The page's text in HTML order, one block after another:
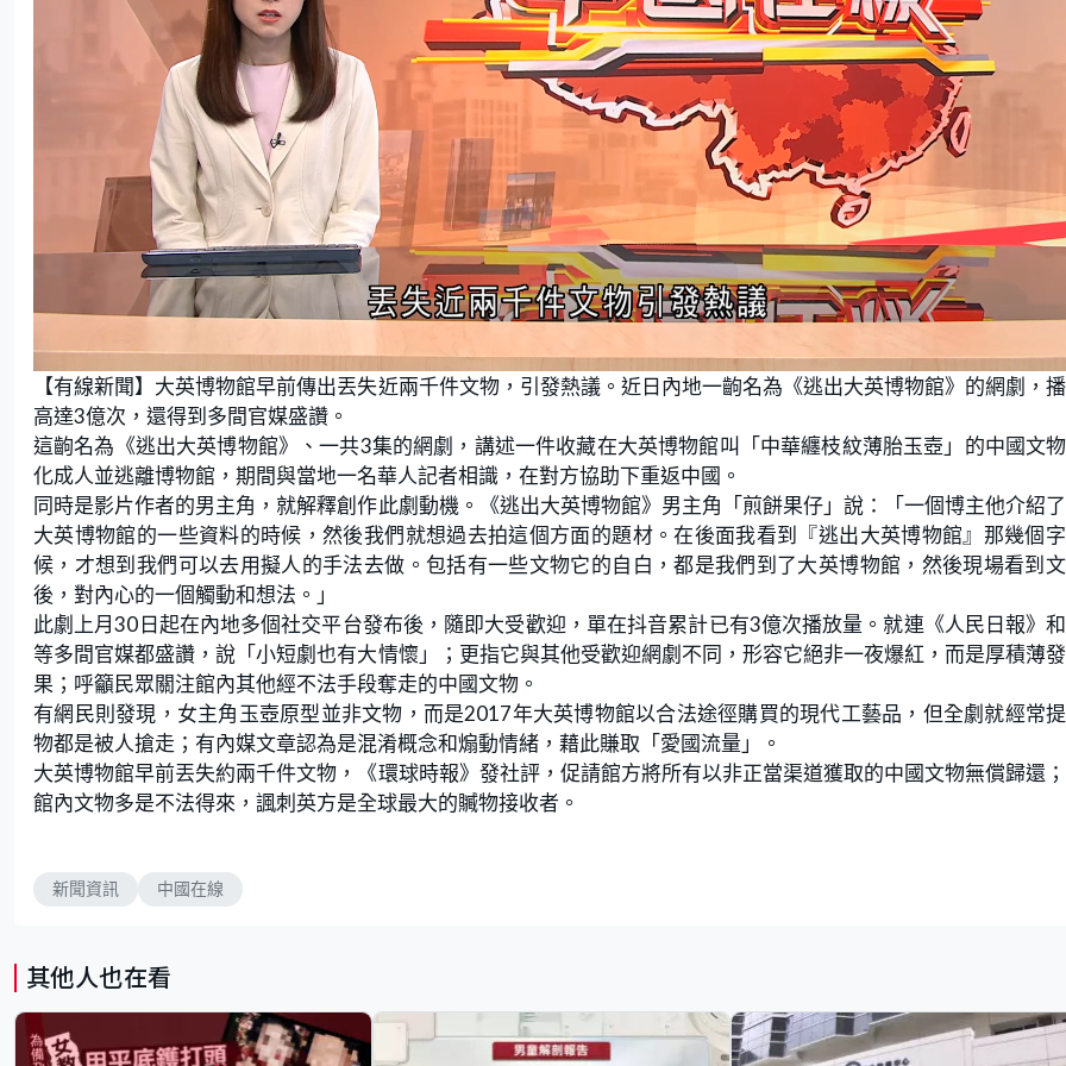
n
m
u
t
e
L
a
d
e
d
:
2
8
5
7
【有線新聞】大英博物館早前傳出丟失近兩千件文物，引發熱議。近日內地一齣名為《逃出大英博物館》的網劇，
高達3億次，還得到多間官媒盛讚。
這齣名為《逃出大英博物館》、一共3集的網劇，講述一件收藏在大英博物館叫「中華纏枝紋薄胎玉壺」的中國文
化成人並逃離博物館，期間與當地一名華人記者相識，在對方協助下重返中國。
同時是影片作者的男主角，就解釋創作此劇動機。《逃出大英博物館》男主角「煎餅果仔」說：「一個博主他介紹
大英博物館的一些資料的時候，然後我們就想過去拍這個方面的題材。在後面我看到『逃出大英博物館』那幾個
候，才想到我們可以去用擬人的手法去做。包括有一些文物它的自白，都是我們到了大英博物館，然後現場看到
後，對內心的一個觸動和想法。」
此劇上月30日起在內地多個社交平台發布後，隨即大受歡迎，單在抖音累計已有3億次播放量。就連《人民日報》
等多間官媒都盛讚，說「小短劇也有大情懷」；更指它與其他受歡迎網劇不同，形容它絕非一夜爆紅，而是厚積薄
果；呼籲民眾關注館內其他經不法手段奪走的中國文物。
有網民則發現，女主角玉壺原型並非文物，而是2017年大英博物館以合法途徑購買的現代工藝品，但全劇就經常
物都是被人搶走；有內媒文章認為是混淆概念和煽動情緒，藉此賺取「愛國流量」。
大英博物館早前丟失約兩千件文物，《環球時報》發社評，促請館方將所有以非正當渠道獲取的中國文物無償歸還
館內文物多是不法得來，諷刺英方是全球最大的贓物接收者。
新聞資訊 中國在線
其他人也在看